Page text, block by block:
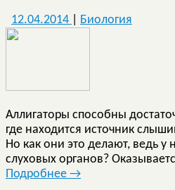
12.04.2014 Биология
Аллигаторы способны
где находится источник
Но как они это делают, ведь у
слуховых органов?
Подробнее →